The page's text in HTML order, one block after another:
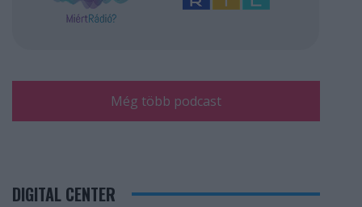
Még több podcast
DIGITAL CENTER